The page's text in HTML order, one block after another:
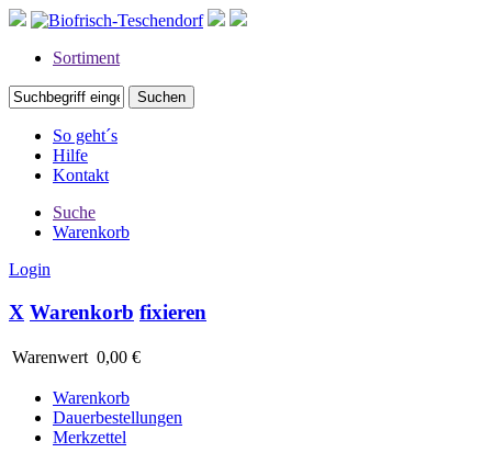
Sortiment
So geht´s
Hilfe
Kontakt
Suche
Warenkorb
Login
X Warenkorb fixieren
Warenwert 0,00 €
Warenkorb
Dauerbestellungen
Merkzettel